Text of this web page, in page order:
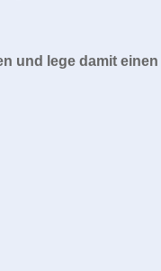
und lege damit